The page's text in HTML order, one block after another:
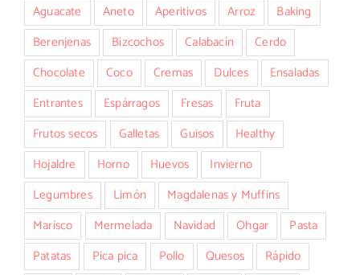
Aguacate Aneto Aperitivos Arroz
Baking
Berenjenas
Bizcochos Calabacín
Cerdo
Chocolate
Coco Cremas Dulces
Ensaladas
Entrantes
Espárragos Fresas
Fruta
Frutos secos
Galletas Guisos
Healthy
Hojaldre
Horno Huevos
Invierno
Legumbres
Limón
Magdalenas y Muffins
Marisco
Mermelada Navidad Ohgar
Pasta
Patatas
Pica pica Pollo Quesos
Rápido